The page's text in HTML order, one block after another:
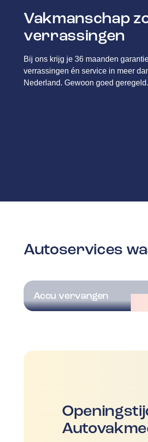
Vakmanschap
verrassingen
Bij ons krijg je 36 maanden
verrassingen én service in meer
Nederland. Gewoon goed geregeld.
Autoservices
Accu vervangen